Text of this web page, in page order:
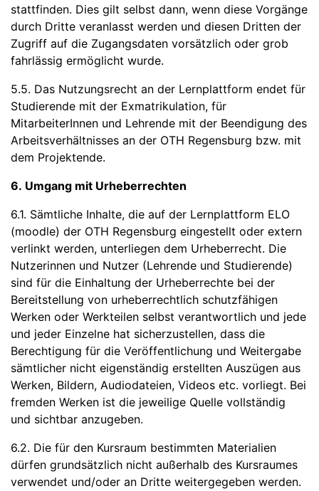
stattfinden. Dies gilt selbst dann, wenn diese Vorgänge
durch Dritte veranlasst werden und diesen Dritten der
Zugriff auf die Zugangsdaten vorsätzlich oder grob
fahrlässig ermöglicht wurde.
5.5. Das Nutzungsrecht an der Lernplattform endet für
Studierende mit der Exmatrikulation, für
MitarbeiterInnen und Lehrende mit der Beendigung des
Arbeitsverhältnisses an der OTH Regensburg bzw. mit
dem Projektende.
6. Umgang mit Urheberrechten
6.1. Sämtliche Inhalte, die auf der Lernplattform ELO
(moodle) der OTH Regensburg eingestellt oder extern
verlinkt werden, unterliegen dem Urheberrecht. Die
Nutzerinnen und Nutzer (Lehrende und Studierende)
sind für die Einhaltung der Urheberrechte bei der
Bereitstellung von urheberrechtlich schutzfähigen
Werken oder Werkteilen selbst verantwortlich und jede
und jeder Einzelne hat sicherzustellen, dass die
Berechtigung für die Veröffentlichung und Weitergabe
sämtlicher nicht eigenständig erstellten Auszügen aus
Werken, Bildern, Audiodateien, Videos etc. vorliegt. Bei
fremden Werken ist die jeweilige Quelle vollständig
und sichtbar anzugeben.
6.2. Die für den Kursraum bestimmten Materialien
dürfen grundsätzlich nicht außerhalb des Kursraumes
verwendet und/oder an Dritte weitergegeben werden.